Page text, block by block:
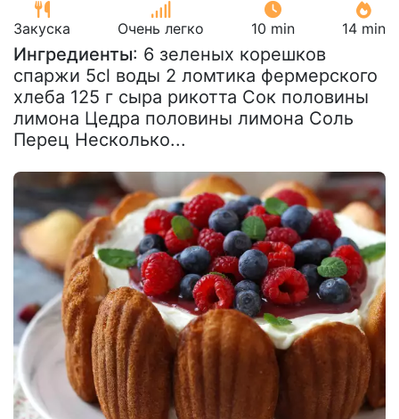
Закуска Очень легко 10 min 14 min
Ингредиенты: 6 зеленых корешков
спаржи 5cl воды 2 ломтика фермерского
хлеба 125 г сыра рикотта Сок половины
лимона Цедра половины лимона Соль
Перец Несколько...